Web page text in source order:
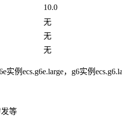
10.0
无
无
无
例ecs.g6e.large，g6实例
等